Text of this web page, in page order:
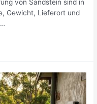
von Sandstein sind in
Gewicht, Lieferort und